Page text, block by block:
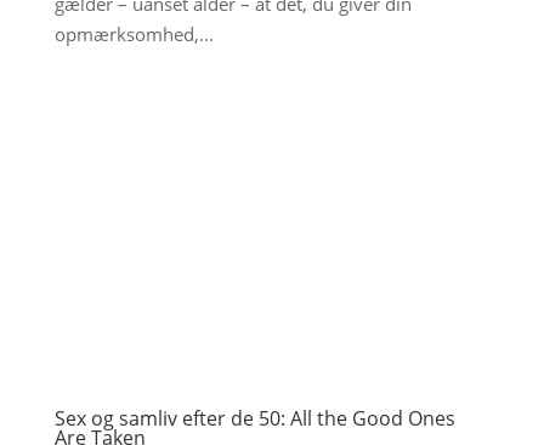
opmærksomhed,...
Sex og samliv efter de 50: All the Good Ones
Are Taken